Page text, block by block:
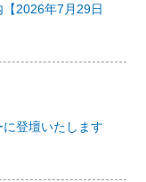
【2026年7月29日
登壇いたします